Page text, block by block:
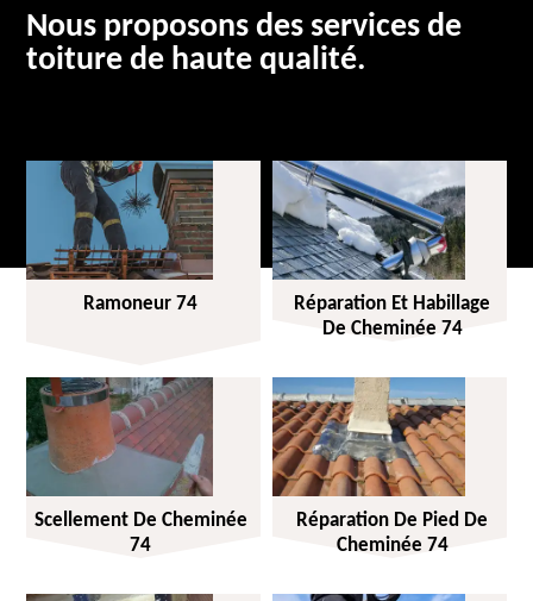
Nous proposons des services de
toiture de haute qualité.
Ramoneur 74
Réparation Et Habillage
De Cheminée 74
Scellement De Cheminée
74
Réparation De Pied De
Cheminée 74